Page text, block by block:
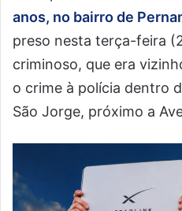
anos, no bairro de
preso nesta terça-feira
criminoso, que era
o crime à polícia dentro
São Jorge, próximo a